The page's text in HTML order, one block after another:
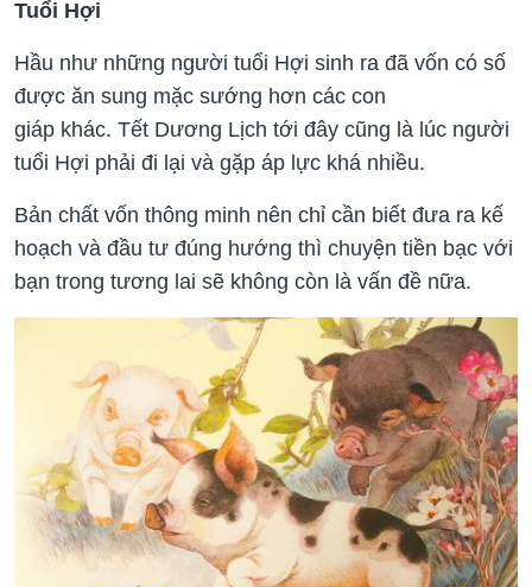
Tuổi Hợi
Hầu như những người tuổi Hợi sinh ra đã vốn có số
được ăn sung mặc sướng hơn các con
giáp khác. Tết Dương Lịch tới đây cũng là lúc người
tuổi Hợi phải đi lại và gặp áp lực khá nhiều.
Bản chất vốn thông minh nên chỉ cần biết đưa ra kế
hoạch và đầu tư đúng hướng thì chuyện tiền bạc với
bạn trong tương lai sẽ không còn là vấn đề nữa.